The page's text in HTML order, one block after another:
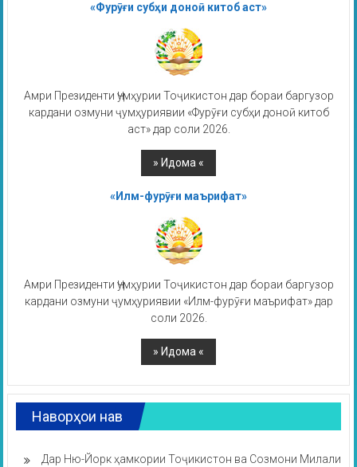
«Фурӯғи субҳи доноӣ китоб аст»
Амри Президенти Ҷумҳурии Тоҷикистон дар бораи баргузор
кардани озмуни ҷумҳуриявии «Фурӯғи субҳи доноӣ китоб
аст» дар соли 2026.
«Илм-фурӯғи маърифат»
Амри Президенти Ҷумҳурии Тоҷикистон дар бораи баргузор
кардани озмуни ҷумҳуриявии «Илм-фурӯғи маърифат» дар
соли 2026.
Наворҳои нав
Дар Ню-Йорк ҳамкории Тоҷикистон ва Созмони Милали